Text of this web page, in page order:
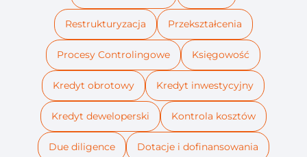
Restrukturyzacja Przekształcenia
Procesy Controlingowe Księgowość
Kredyt obrotowy Kredyt inwestycyjny
Kredyt deweloperski Kontrola kosztów
Due diligence Dotacje i dofinansowania